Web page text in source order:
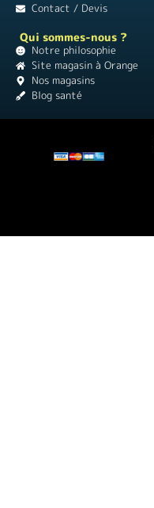
Contact / Devis
Qui sommes-nous ?
Notre philosophie
Site magasin à Orange
Nos magasins
Blog santé